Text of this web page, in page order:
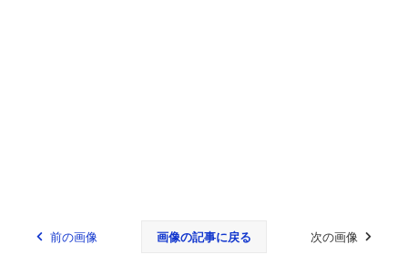
前の画像 画像の記事に戻る 次の画像